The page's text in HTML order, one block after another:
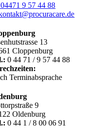
9 57 44 88
13
Cloppenburg
0 44 71 / 9 57 44 88
Terminabsprache
9
Oldenburg
0 44 1 / 8 00 06 91